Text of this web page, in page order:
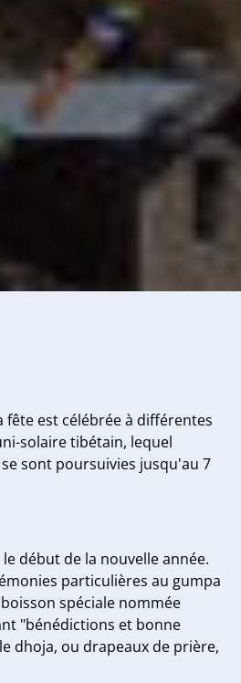
fête est célébrée à différentes
solaire tibétain, lequel
sont poursuivies jusqu'au 7
début de la nouvelle année.
particulières au gumpa
spéciale nommée
"bénédictions et bonne
dhoja, ou drapeaux de prière,